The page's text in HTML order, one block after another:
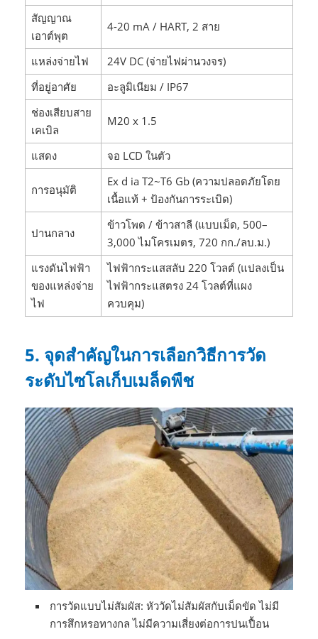
สัญญาณ
เอาต์พุต
4-20 mA / HART, 2 สาย
แหล่งจ่ายไฟ
24V DC (จ่ายไฟผ่านวงจร)
ที่อยู่อาศัย
อะลูมิเนียม / IP67
ช่องเสียบสาย
เคเบิล
M20 x 1.5
แสดง จอ LCD ในตัว
การอนุมัติ
Ex d ia T2~T6 Gb (ความปลอดภัยโดย
เนื้อแท้ + ป้องกันการระเบิด)
ปานกลาง
ข้าวโพด / ข้าวสาลี (แบบเม็ด, 500–
3,000 ไมโครเมตร, 720 กก./ลบ.ม.)
แรงดันไฟฟ้า
ของแหล่งจ่าย
ไฟ
ไฟฟ้ากระแสสลับ 220 โวลต์ (แปลงเป็น
ไฟฟ้ากระแสตรง 24 โวลต์ที่แผง
ควบคุม)
5. จุดสำคัญในการเลือกวิธีการวัด
ระดับไซโลเก็บเมล็ดพืช
การวัดแบบไม่สัมผัส: หัววัดไม่สัมผัสกับเม็ดขัด ไม่มี
การสึกหรอทางกล ไม่มีความเสี่ยงต่อการปนเปื้อน